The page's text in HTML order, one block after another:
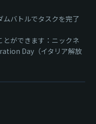
ムバトルでタスクを完了
とができます：ニックネ
Day（イタリア解放